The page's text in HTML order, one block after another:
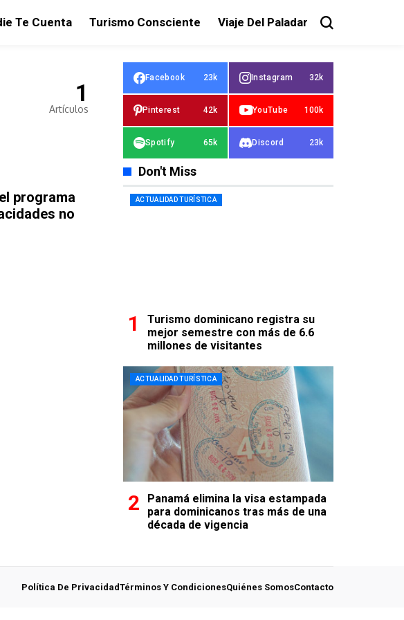
Te Cuenta Turismo Consciente Viaje Del Paladar
1
Artículos
programa
no
Facebook 23k Instagram 32k
Pinterest 42k YouTube 100k
Spotify 65k Discord 23k
Don't Miss
ACTUALIDAD TURÍSTICA
Turismo dominicano registra su
mejor semestre con más de 6.6
millones de visitantes
ACTUALIDAD TURÍSTICA
Panamá elimina la visa estampada
para dominicanos tras más de una
década de vigencia
Política De PrivacidadTérminos Y CondicionesQuiénes SomosContacto